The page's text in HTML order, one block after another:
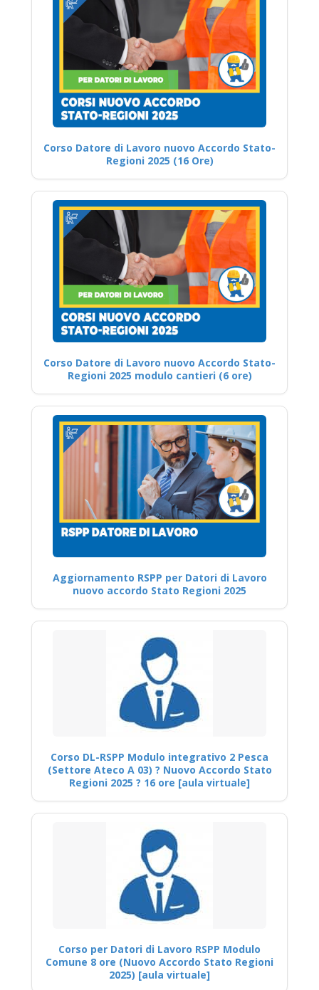
Corso Datore di Lavoro nuovo Accordo Stato-
Regioni 2025 (16 Ore)
Corso Datore di Lavoro nuovo Accordo Stato-
Regioni 2025 modulo cantieri (6 ore)
Aggiornamento RSPP per Datori di Lavoro
nuovo accordo Stato Regioni 2025
Corso DL-RSPP Modulo integrativo 2 Pesca
(Settore Ateco A 03) ? Nuovo Accordo Stato
Regioni 2025 ? 16 ore [aula virtuale]
Corso per Datori di Lavoro RSPP Modulo
Comune 8 ore (Nuovo Accordo Stato Regioni
2025) [aula virtuale]